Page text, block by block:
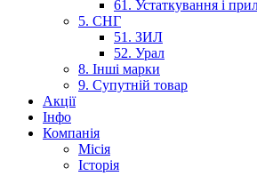
61. Устаткування і
5. СНГ
51. ЗИЛ
52. Урал
8. Інші марки
9. Супутній товар
Акції
Інфо
Компанія
Місія
Історія